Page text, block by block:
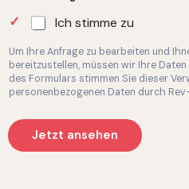
Ich stimme zu
Um Ihre Anfrage zu bearbeiten und
bereitzustellen, müssen wir Ihre
des Formulars stimmen Sie dieser
personenbezogenen Daten durch
Jetzt ansehen